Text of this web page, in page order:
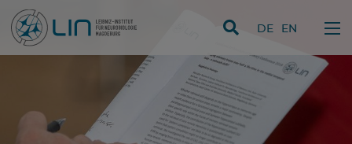
Direkt zum Inhalt
DE EN